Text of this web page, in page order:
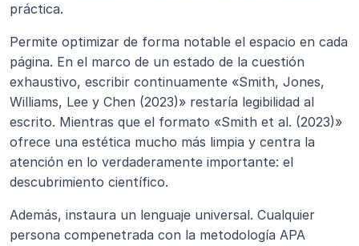
práctica.
Permite optimizar de forma notable el espacio en cada
página. En el marco de un estado de la cuestión
exhaustivo, escribir continuamente «Smith, Jones,
Williams, Lee y Chen (2023)» restaría legibilidad al
escrito. Mientras que el formato «Smith et al. (2023)»
ofrece una estética mucho más limpia y centra la
atención en lo verdaderamente importante: el
descubrimiento científico.
Además, instaura un lenguaje universal. Cualquier
persona compenetrada con la metodología APA